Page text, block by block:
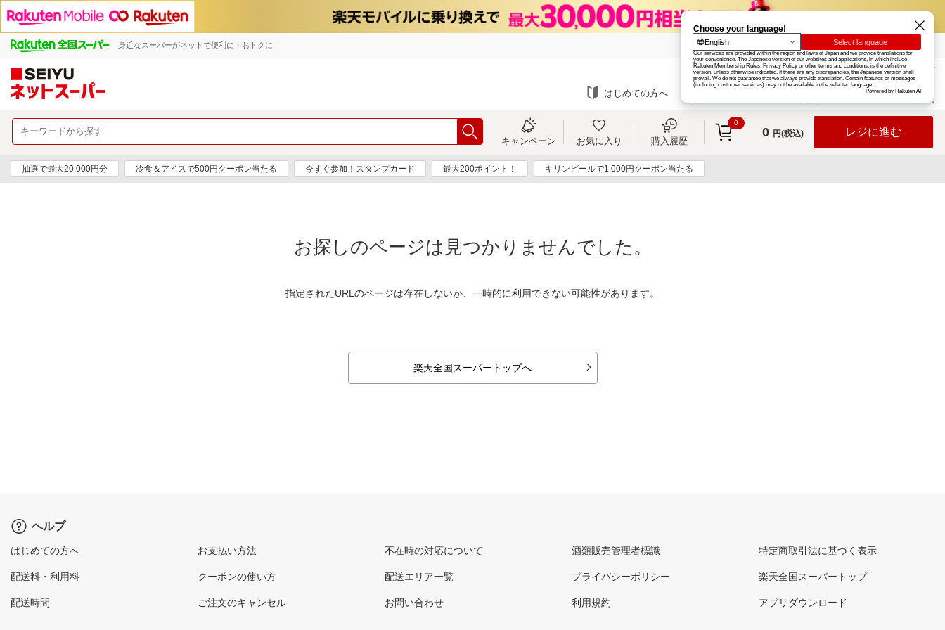
身近なスーパーがネットで便利に・おトクに 楽天グループ カード
お知らせ ヘルプ
はじめての方へ ログイン
キャンペーン お気に入り 購入履歴
0
0 円(税込) レジに進む
抽選で最大20,000円分 冷食＆アイスで500円クーポン当たる 今すぐ参加！スタンプカード 最大200ポイント！ キリンビールで1,000円クーポン当たる
お探しのページは見つかりませんでした。
指定されたURLのページは存在しないか、一時的に利用できない可能性があります。
楽天全国スーパートップへ
ヘルプ
はじめての方へ
配送料・利用料
配送時間
お支払い方法
クーポンの使い方
ご注文のキャンセル
不在時の対応について
配送エリア一覧
お問い合わせ
酒類販売管理者標識
プライバシーポリシー
利用規約
特定商取引法に基づく表示
楽天全国スーパートップ
アプリダウンロード